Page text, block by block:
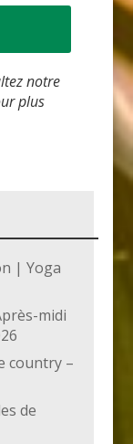
notre
plus
| Yoga
midi
country –
de